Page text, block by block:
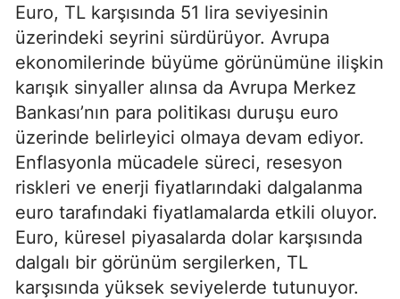
Euro, TL karşısında 51 lira seviyesinin
üzerindeki seyrini sürdürüyor. Avrupa
ekonomilerinde büyüme görünümüne ilişkin
karışık sinyaller alınsa da Avrupa Merkez
Bankası’nın para politikası duruşu euro
üzerinde belirleyici olmaya devam ediyor.
Enflasyonla mücadele süreci, resesyon
riskleri ve enerji fiyatlarındaki dalgalanma
euro tarafındaki fiyatlamalarda etkili oluyor.
Euro, küresel piyasalarda dolar karşısında
dalgalı bir görünüm sergilerken, TL
karşısında yüksek seviyelerde tutunuyor.